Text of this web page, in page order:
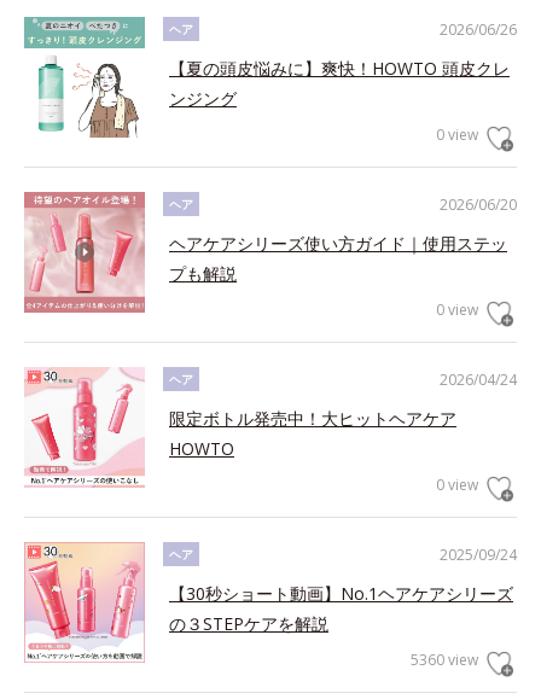
2026/06/26
ヘア
【夏の頭皮悩みに】爽快！HOWTO 頭皮クレ
ンジング
0 view
2026/06/20
ヘア
ヘアケアシリーズ使い方ガイド｜使用ステッ
プも解説
0 view
2026/04/24
ヘア
限定ボトル発売中！大ヒットヘアケア
HOWTO
0 view
2025/09/24
ヘア
【30秒ショート動画】No.1ヘアケアシリーズ
の３STEPケアを解説
5360 view